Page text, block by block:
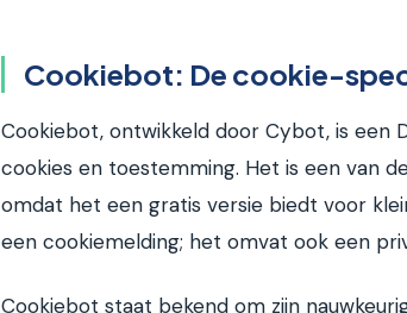
Cookiebot: De cookie-
Cookiebot, ontwikkeld door Cybot, is een
cookies en toestemming. Het is een van
omdat het een gratis versie biedt voor
een cookiemelding; het omvat ook een
Cookiebot staat bekend om zijn